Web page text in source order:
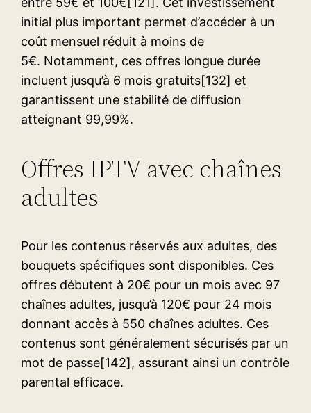
initial plus important permet d’accéder à un
coût mensuel réduit à moins de
5€. Notamment, ces offres longue durée
incluent jusqu’à 6 mois gratuits[132] et
garantissent une stabilité de diffusion
atteignant 99,99%.
Offres IPTV avec chaînes
adultes
Pour les contenus réservés aux adultes, des
bouquets spécifiques sont disponibles. Ces
offres débutent à 20€ pour un mois avec 97
chaînes adultes, jusqu’à 120€ pour 24 mois
donnant accès à 550 chaînes adultes. Ces
contenus sont généralement sécurisés par un
mot de passe[142], assurant ainsi un contrôle
parental efficace.